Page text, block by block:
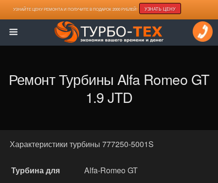
УЗНАЙТЕ ЦЕНУ РЕМОНТА И ПОЛУЧИТЕ В ПОДАРОК 2000 РУБЛЕЙ! УЗНАТЬ ЦЕНУ
Ремонт Турбины Alfa Romeo GT
1.9 JTD
Характеристики турбины 777250-5001S
Турбина для Alfa-Romeo GT